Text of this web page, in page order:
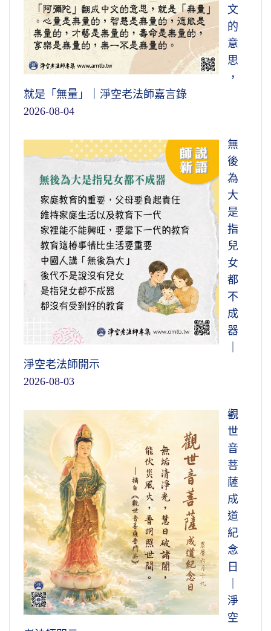
文
的
意
思
，
就是「無量」｜淨空老法師嘉言錄
2026-08-04
無
後
為
大
是
指
兒
女
都
不
成
器
淨空老法師開示
2026-08-03
觀
世
音
菩
薩
成
道
紀
念
日
淨
空